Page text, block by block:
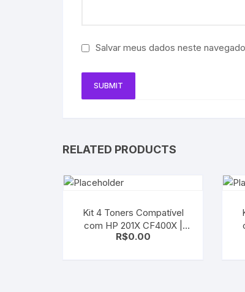
Salvar meus dados neste
RELATED PRODUCTS
Kit 4 Toners Compatível
com HP 201X CF400X |
CF401X | CF402X |
R$0.00